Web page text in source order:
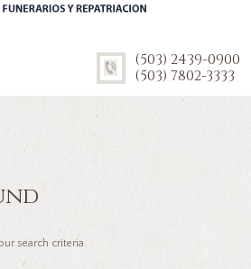
(503) 2439-0900
(503) 7802-3333
search criteria.